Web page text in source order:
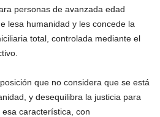
personas de avanzada edad
lesa humanidad y les concede la
total, controlada mediante el
que no considera que se está
y desequilibra la justicia para
característica, con